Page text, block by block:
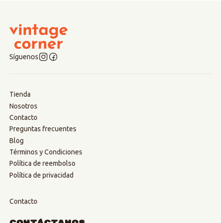
Síguenos
Tienda
Nosotros
Contacto
Preguntas frecuentes
Blog
Términos y Condiciones
Política de reembolso
Política de privacidad
Contacto